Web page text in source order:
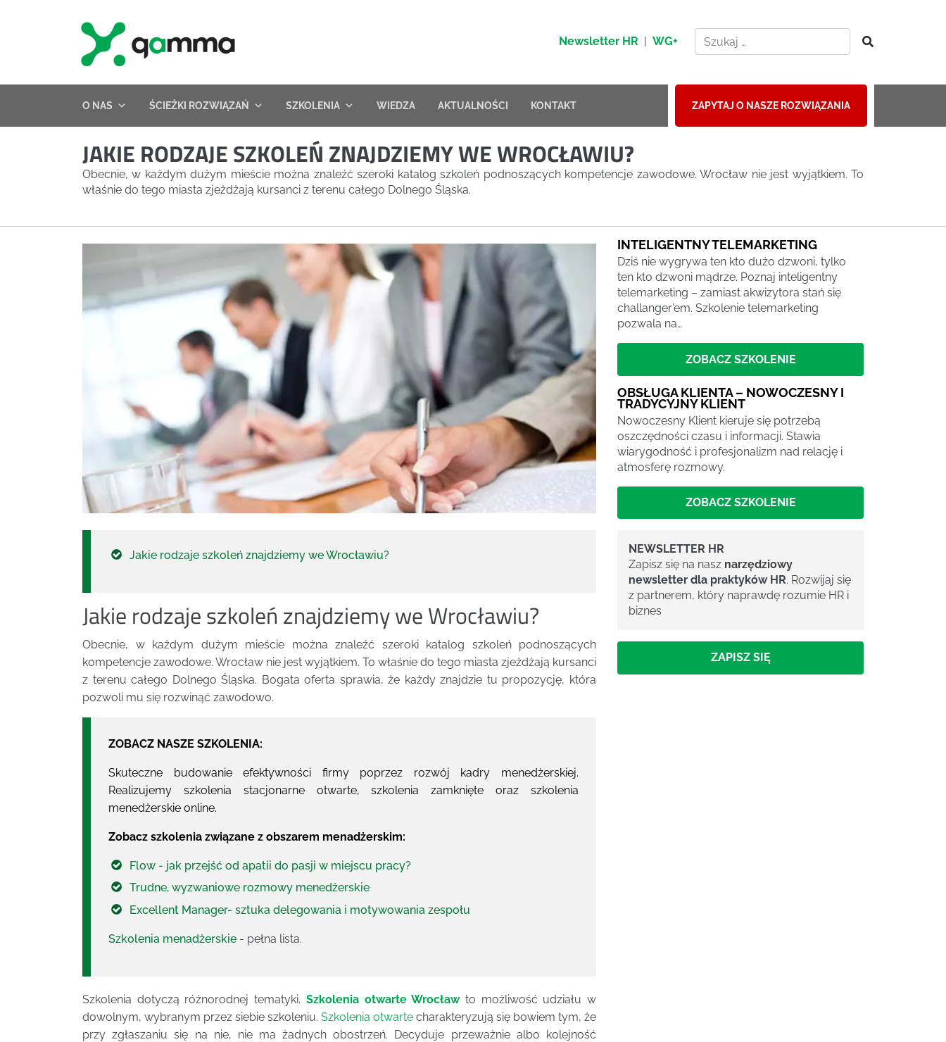
Newsletter HR | WG+
O NAS ŚCIEŻKI ROZWIĄZAŃ SZKOLENIA WIEDZA AKTUALNOŚCI KONTAKT ZAPYTAJ O NASZE ROZWIĄZANIA
JAKIE RODZAJE SZKOLEŃ ZNAJDZIEMY WE WROCŁAWIU?
Obecnie, w każdym dużym mieście można znaleźć szeroki katalog szkoleń podnoszących kompetencje zawodowe. Wrocław nie jest wyjątkiem. To
właśnie do tego miasta zjeżdżają kursanci z terenu całego Dolnego Śląska.
Jakie rodzaje szkoleń znajdziemy we Wrocławiu?
Jakie rodzaje szkoleń znajdziemy we Wrocławiu?
Obecnie, w każdym dużym mieście można znaleźć szeroki katalog szkoleń podnoszących
kompetencje zawodowe. Wrocław nie jest wyjątkiem. To właśnie do tego miasta zjeżdżają kursanci
z terenu całego Dolnego Śląska. Bogata oferta sprawia, że każdy znajdzie tu propozycję, która
pozwoli mu się rozwinąć zawodowo.
ZOBACZ NASZE SZKOLENIA:
Skuteczne budowanie efektywności firmy poprzez rozwój kadry menedżerskiej.
Realizujemy szkolenia stacjonarne otwarte, szkolenia zamknięte oraz szkolenia
menedżerskie online.
Zobacz szkolenia związane z obszarem menadżerskim:
Flow - jak przejść od apatii do pasji w miejscu pracy?
Trudne, wyzwaniowe rozmowy menedżerskie
Excellent Manager- sztuka delegowania i motywowania zespołu
Szkolenia menadżerskie - pełna lista.
Szkolenia dotyczą różnorodnej tematyki. Szkolenia otwarte Wrocławto możliwość udziału w
dowolnym, wybranym przez siebie szkoleniu. Szkolenia otwarte charakteryzują się bowiem tym, że
przy zgłaszaniu się na nie, nie ma żadnych obostrzeń. Decyduje przeważnie albo kolejność
INTELIGENTNY TELEMARKETING
Dziś nie wygrywa ten kto dużo dzwoni, tylko
ten kto dzwoni mądrze. Poznaj inteligentny
telemarketing – zamiast akwizytora stań się
challanger’em. Szkolenie telemarketing
pozwala na…
ZOBACZ SZKOLENIE
OBSŁUGA KLIENTA – NOWOCZESNY I
TRADYCYJNY KLIENT
Nowoczesny Klient kieruje się potrzebą
oszczędności czasu i informacji. Stawia
wiarygodność i profesjonalizm nad relację i
atmosferę rozmowy.
ZOBACZ SZKOLENIE
NEWSLETTER HR
Zapisz się na nasz narzędziowy
newsletter dla praktyków HR. Rozwijaj się
z partnerem, który naprawdę rozumie HR i
biznes
ZAPISZ SIĘ